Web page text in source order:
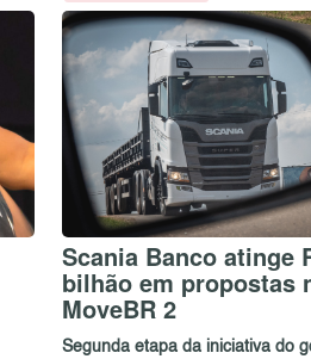
Scania Banco atinge
bilhão em propostas
MoveBR 2
Segunda etapa da iniciativa do